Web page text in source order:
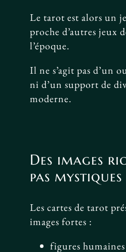
Le tarot est alors un
proche d’autres jeux
l’époque.
Il ne s’agit pas d’un
ni d’un support de
moderne.
Des images
pas mystiques
Les cartes de tarot
images fortes :
figures humaines